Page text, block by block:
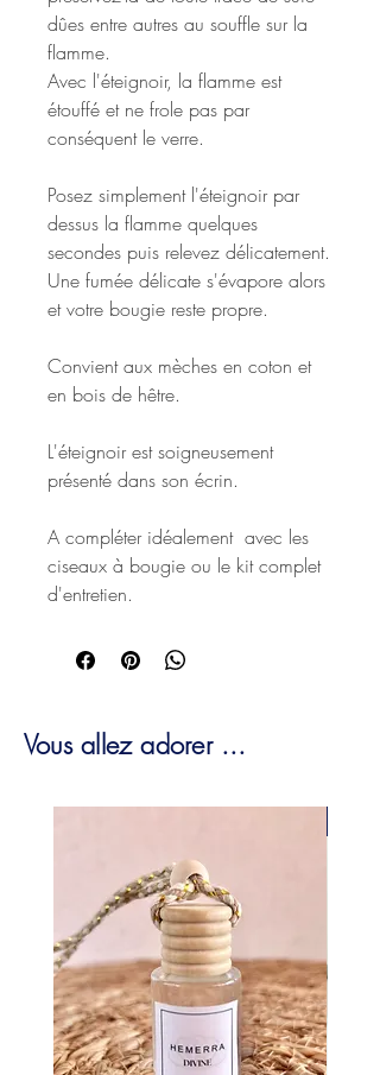
dûes entre autres au souffle sur la
flamme.
Avec l'éteignoir, la flamme est
étouffé et ne frole pas par
conséquent le verre.
Posez simplement l'éteignoir par
dessus la flamme quelques
secondes puis relevez délicatement.
Une fumée délicate s'évapore alors
et votre bougie reste propre.
Convient aux mèches en coton et
en bois de hêtre.
L'éteignoir est soigneusement
présenté dans son écrin.
A compléter idéalement avec les
ciseaux à bougie ou le kit complet
d'entretien.
Vous allez adorer ...